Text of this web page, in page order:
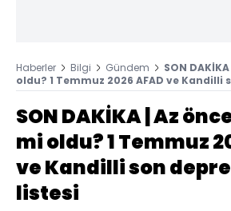
Haberler Bilgi Gündem
SON
oldu? 1 Temmuz 2026 AFAD ve
SON DAKİKA | Az
mi oldu? 1 Temmuz
ve Kandilli son
listesi